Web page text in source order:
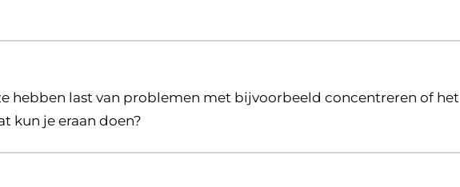
hebben last van problemen met bijvoorbeeld concentreren of het
kun je eraan doen?